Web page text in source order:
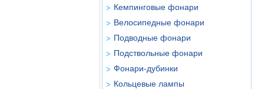
Кемпинговые фонари
Велосипедные фонари
Подводные фонари
Подствольные фонари
Фонари-дубинки
Кольцевые лампы